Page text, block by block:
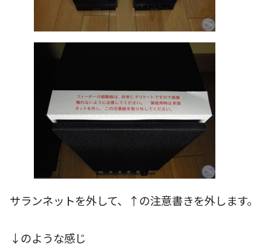
サランネットを外して、↑の注意書きを外します。
↓のような感じ